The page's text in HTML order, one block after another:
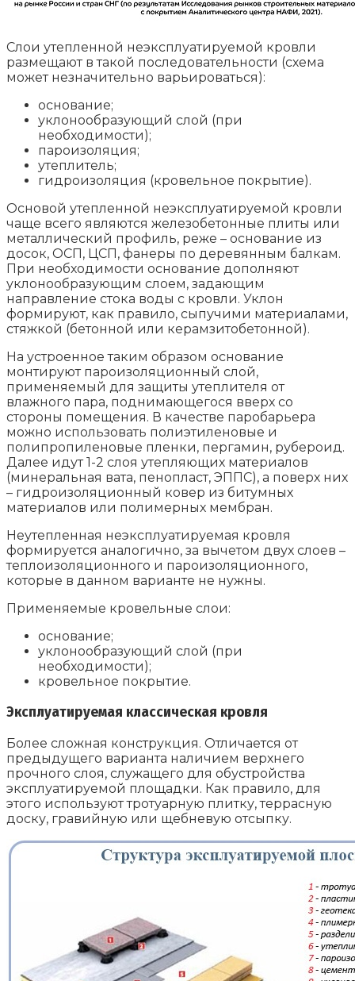
Слои утепленной неэксплуатируемой кровли
размещают в такой последовательности (схема
может незначительно варьироваться):
основание;
уклонообразующий слой (при
необходимости);
пароизоляция;
утеплитель;
гидроизоляция (кровельное покрытие).
Основой утепленной неэксплуатируемой кровли
чаще всего являются железобетонные плиты или
металлический профиль, реже – основание из
досок, ОСП, ЦСП, фанеры по деревянным балкам.
При необходимости основание дополняют
уклонообразующим слоем, задающим
направление стока воды с кровли. Уклон
формируют, как правило, сыпучими материалами,
стяжкой (бетонной или керамзитобетонной).
На устроенное таким образом основание
монтируют пароизоляционный слой,
применяемый для защиты утеплителя от
влажного пара, поднимающегося вверх со
стороны помещения. В качестве паробарьера
можно использовать полиэтиленовые и
полипропиленовые пленки, пергамин, рубероид.
Далее идут 1-2 слоя утепляющих материалов
(минеральная вата, пенопласт, ЭППС), а поверх них
– гидроизоляционный ковер из битумных
материалов или полимерных мембран.
Неутепленная неэксплуатируемая кровля
формируется аналогично, за вычетом двух слоев –
теплоизоляционного и пароизоляционного,
которые в данном варианте не нужны.
Применяемые кровельные слои:
основание;
уклонообразующий слой (при
необходимости);
кровельное покрытие.
Эксплуатируемая классическая кровля
Более сложная конструкция. Отличается от
предыдущего варианта наличием верхнего
прочного слоя, служащего для обустройства
эксплуатируемой площадки. Как правило, для
этого используют тротуарную плитку, террасную
доску, гравийную или щебневую отсыпку.